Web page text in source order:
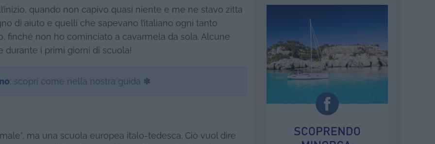
quando non capivo quasi niente e me ne stavo zitta
di aiuto e quelli che sapevano l’italiano ogni tanto
finché non ho cominciato a cavarmela da sola. Alcune
i primi giorni di scuola!
: scopri come nella nostra guida ✽
ma una scuola europea italo-tedesca. Ciò vuol dire